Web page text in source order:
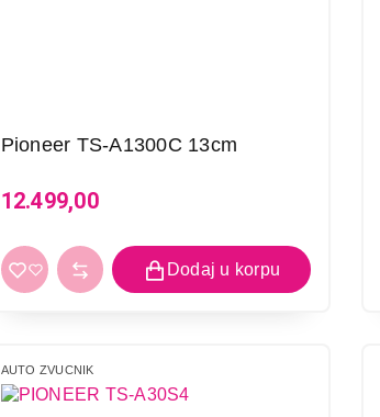
Pioneer TS-A1300C 13cm
12.499,00
AUTO ZVUCNIK